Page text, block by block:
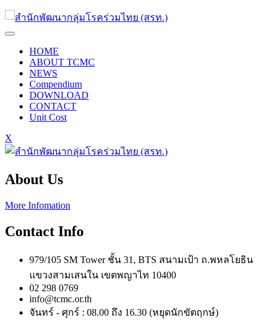
HOME
ABOUT TCMC
NEWS
Compendium
DOWNLOAD
CONTACT
Unit Cost
X
About Us
More Infomation
Contact Info
979/105 SM Tower ชั้น 31, BTS สนามเป้า ถ.พหลโยธิน
แขวงสามเสนใน เขตพญาไท 10400
02 298 0769
info@tcmc.or.th
จันทร์ - ศุกร์ : 08.00 ถึง 16.30 (หยุดนักขัตฤกษ์)